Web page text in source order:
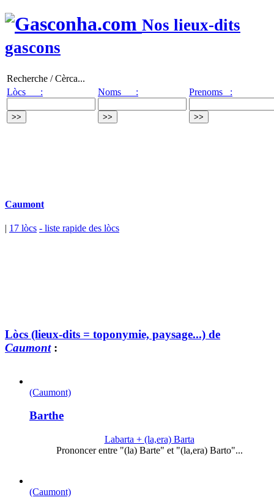
Nos lieux-dits
gascons
Recherche / Cèrca...
Lòcs :
Noms : Prenoms :
Caumont
| 17 lòcs - liste rapide des lòcs
Lòcs (lieux-dits = toponymie, paysage...) de
Caumont:
(Caumont)
Barthe
Labarta + (la,era) Barta
Prononcer entre "(la) Barte" et "(la,era) Barto"...
(Caumont)